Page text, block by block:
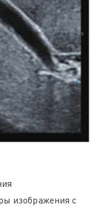
изображения с